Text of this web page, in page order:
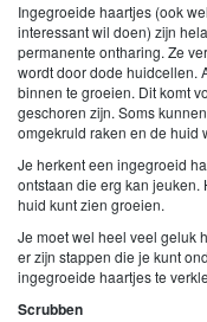
Ingegroeide haartjes (ook
interessant wil doen) zijn
permanente ontharing. Ze
wordt door dode huidcellen.
binnen te groeien. Dit komt
geschoren zijn. Soms
omgekruld raken en de huid
Je herkent een ingegroeid
ontstaan die erg kan jeuken.
huid kunt zien groeien.
Je moet wel heel veel geluk
er zijn stappen die je kunt
ingegroeide haartjes te
Scrubben